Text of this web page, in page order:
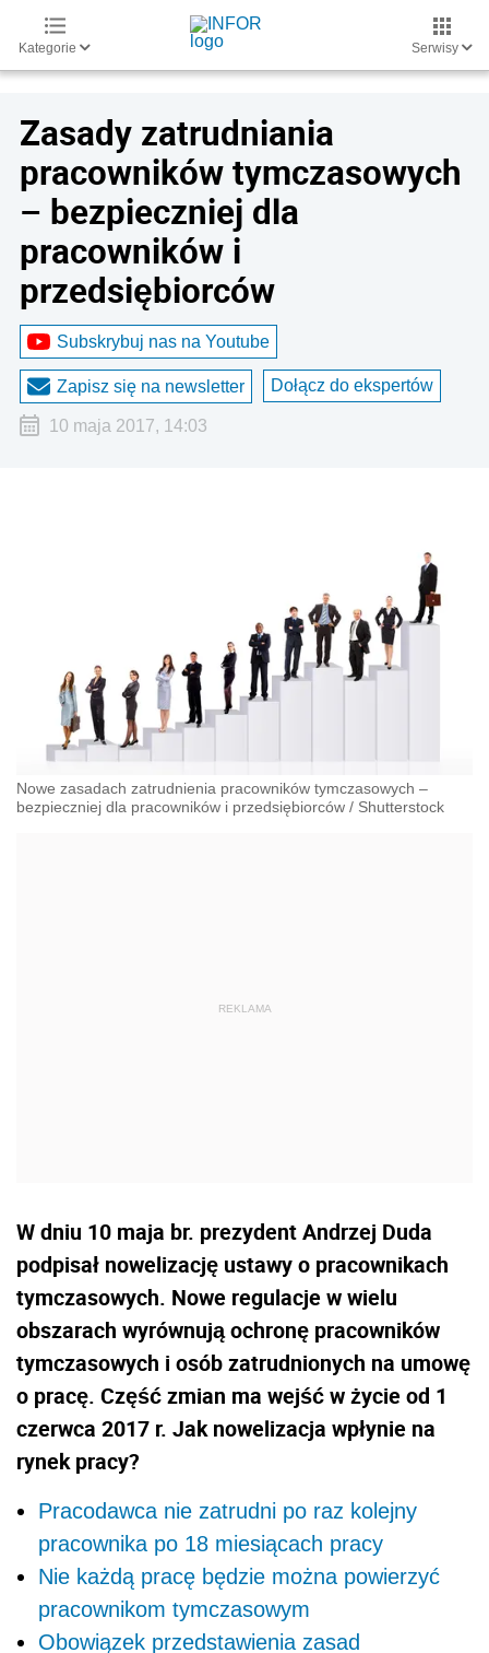
Kategorie Serwisy
Zasady zatrudniania
pracowników tymczasowych
– bezpieczniej dla
pracowników i
przedsiębiorców
Subskrybuj nas na Youtube
Zapisz się na newsletter Dołącz do ekspertów
10 maja 2017, 14:03
Nowe zasadach zatrudnienia pracowników tymczasowych –
bezpieczniej dla pracowników i przedsiębiorców / Shutterstock
W dniu 10 maja br. prezydent Andrzej Duda
podpisał nowelizację ustawy o pracownikach
tymczasowych. Nowe regulacje w wielu
obszarach wyrównują ochronę pracowników
tymczasowych i osób zatrudnionych na umowę
o pracę. Część zmian ma wejść w życie od 1
czerwca 2017 r. Jak nowelizacja wpłynie na
rynek pracy?
Pracodawca nie zatrudni po raz kolejny
pracownika po 18 miesiącach pracy
Nie każdą pracę będzie można powierzyć
pracownikom tymczasowym
Obowiązek przedstawienia zasad